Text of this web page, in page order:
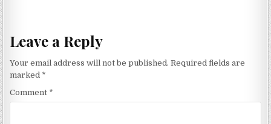
Leave a Reply
Your email address will not be published. Required fields are
marked *
Comment *